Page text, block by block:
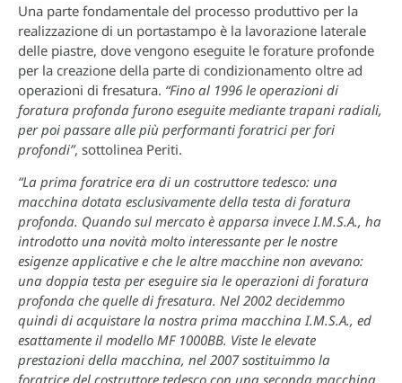
Una parte fondamentale del processo produttivo per la
realizzazione di un portastampo è la lavorazione laterale
delle piastre, dove vengono eseguite le forature profonde
per la creazione della parte di condizionamento oltre ad
operazioni di fresatura. “Fino al 1996 le operazioni di
foratura profonda furono eseguite mediante trapani radiali,
per poi passare alle più performanti foratrici per fori
profondi”, sottolinea Periti.
“La prima foratrice era di un costruttore tedesco: una
macchina dotata esclusivamente della testa di foratura
profonda. Quando sul mercato è apparsa invece I.M.S.A., ha
introdotto una novità molto interessante per le nostre
esigenze applicative e che le altre macchine non avevano:
una doppia testa per eseguire sia le operazioni di foratura
profonda che quelle di fresatura. Nel 2002 decidemmo
quindi di acquistare la nostra prima macchina I.M.S.A., ed
esattamente il modello MF 1000BB. Viste le elevate
prestazioni della macchina, nel 2007 sostituimmo la